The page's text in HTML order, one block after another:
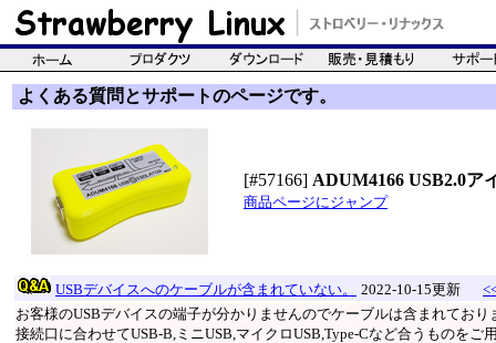
よくある質問とサポートのページです。
[#57166] ADUM4166 USB2.0ア
商品ページにジャンプ
USBデバイスへのケーブルが含まれていない。 2022-10-15更新
お客様のUSBデバイスの端子が分かりませんのでケーブルは含まれており
接続口に合わせてUSB-B,ミニUSB,マイクロUSB,Type-Cなど合うものを